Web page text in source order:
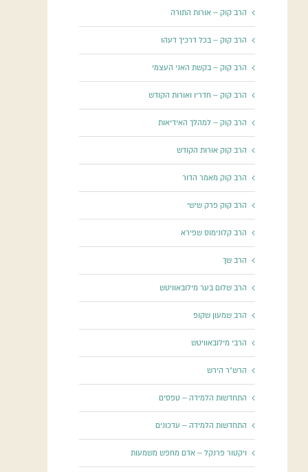
הרב קוק – אורות התורה
הרב קוק – בכל דרכיך דעהו
הרב קוק – בקשת האני העצמי
הרב קוק – חדריו ואורות הקודש
הרב קוק – למהלך האידיאות
הרב קוק אורות הקודש
הרב קוק מאמר הדור
הרב קוק פרק שישי
הרב קלונימוס שפירא
הרב שך
הרב שלום בער מילובאוויטש
הרב שמעון שקופ
הרבי מילובאוויטש
הרש"ר הירש
התחדשות הלמידה – טפסים
התחדשות הלמידה – עדכונים
ויקטור פרנקל – אדם מחפש משמעות